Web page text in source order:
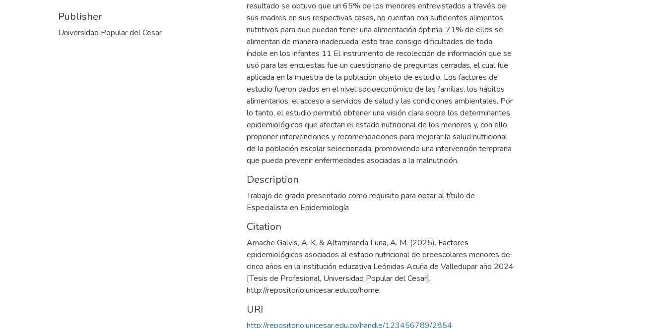
Publisher
Universidad Popular del Cesar
resultado se obtuvo que un 65% de los menores entrevistados a través de
sus madres en sus respectivas casas, no cuentan con suficientes alimentos
nutritivos para que puedan tener una alimentación óptima, 71% de ellos se
alimentan de manera inadecuada; esto trae consigo dificultades de toda
índole en los infantes 11 El instrumento de recolección de información que se
usó para las encuestas fue un cuestionario de preguntas cerradas, el cual fue
aplicada en la muestra de la población objeto de estudio. Los factores de
estudio fueron dados en el nivel socioeconómico de las familias, los hábitos
alimentarios, el acceso a servicios de salud y las condiciones ambientales. Por
lo tanto, el estudio permitió obtener una visión clara sobre los determinantes
epidemiológicos que afectan el estado nutricional de los menores y, con ello,
proponer intervenciones y recomendaciones para mejorar la salud nutricional
de la población escolar seleccionada, promoviendo una intervención temprana
que pueda prevenir enfermedades asociadas a la malnutrición.
Description
Trabajo de grado presentado como requisito para optar al título de
Especialista en Epidemiología
Citation
Arnache Galvis, A. K. & Altamiranda Luna, A. M. (2025). Factores
epidemiológicos asociados al estado nutricional de preescolares menores de
cinco años en la institución educativa Leónidas Acuña de Valledupar año 2024
[Tesis de Profesional, Universidad Popular del Cesar].
http://repositorio.unicesar.edu.co/home.
URI
http://repositorio.unicesar.edu.co/handle/123456789/2854